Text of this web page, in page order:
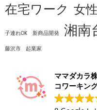
在宅ワーク 女
子連れOK 新商品開発 湘南
藤沢市 起業家
ママダカラ
コワーキン